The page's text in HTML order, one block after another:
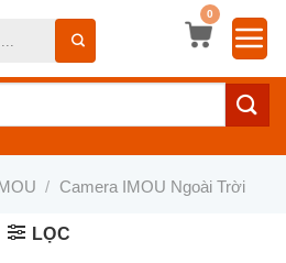
0
/ Camera IMOU Ngoài Trời
LỌC